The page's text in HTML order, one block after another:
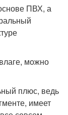
ПВХ, а
можно
плюс, ведь
имеет